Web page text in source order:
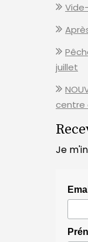
juillet
centre
Je